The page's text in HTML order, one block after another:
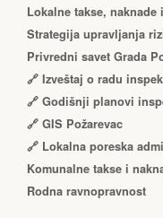
Lokalne takse,
Strategija upravljanja
Privredni savet Grada
🔗 Izveštaj o radu
🔗 Godišnji planovi
🔗 GIS Požarevac
🔗 Lokalna poreska
Komunalne takse i
Rodna ravnopravnost